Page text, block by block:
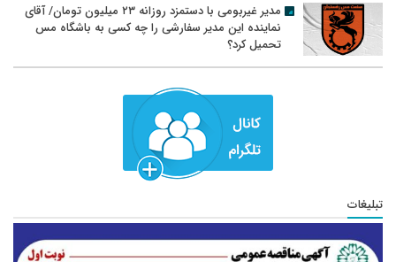
مدیر غیربومی با دستمزد روزانه ۲۳ میلیون تومان/ آقای
نماینده این مدیر سفارشی را چه کسی به باشگاه مس
تحمیل کرد؟
تبلیغات